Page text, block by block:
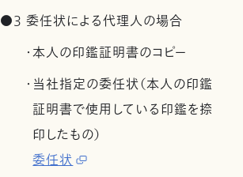
●3 委任状による代理人の場合
・本人の印鑑証明書のコピー
・当社指定の委任状（本人の印鑑
証明書で使用している印鑑を捺
印したもの）
委任状